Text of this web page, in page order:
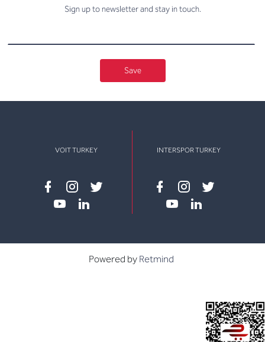
Sign up to newsletter and stay in touch.
Save
VOIT TURKEY
Facebook
instagram
twitter
INTERSPOR TURKEY
Facebook
instagram
twitter
Powered by Retmind